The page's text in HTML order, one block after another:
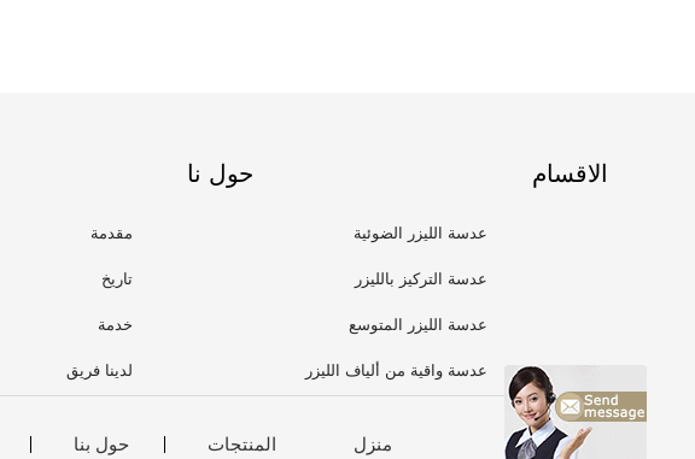
الاقسام
عدسة الليزر الضوئية
عدسة التركيز بالليزر
عدسة الليزر المتوسع
عدسة واقية من ألياف الليزر
حول نا
مقدمة
تاريخ
خدمة
لدينا فريق
منزل المنتجات حول بنا